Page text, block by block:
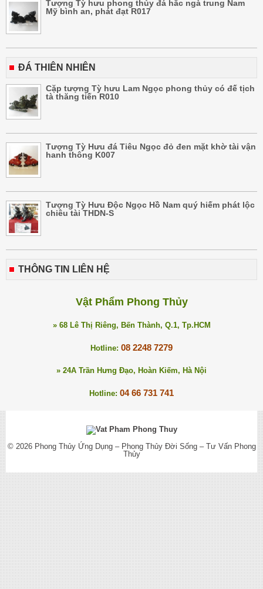
Tượng Tỳ hưu phong thủy đá hắc ngà trung Nam
Mỹ bình an, phát đạt R017
ĐÁ THIÊN NHIÊN
Cặp tượng Tỳ hưu Lam Ngọc phong thủy có đế tịch
tà thăng tiến R010
Tượng Tỳ Hưu đá Tiêu Ngọc đỏ đen mặt khờ tài vận
hanh thông K007
Tượng Tỳ Hưu Độc Ngọc Hồ Nam quý hiếm phát lộc
chiêu tài THDN-S
THÔNG TIN LIÊN HỆ
Vật Phẩm Phong Thủy
» 68 Lê Thị Riêng, Bến Thành, Q.1, Tp.HCM
Hotline: 08 2248 7279
» 24A Trần Hưng Đạo, Hoàn Kiếm, Hà Nội
Hotline: 04 66 731 741
© 2026 Phong Thủy Ứng Dụng – Phong Thủy Đời Sống – Tư Vấn Phong
Thủy